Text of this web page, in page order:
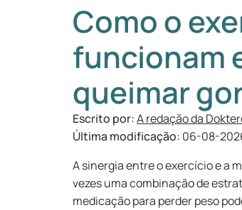
Como o
funcionam
queimar
Escrito por:A redação da
Última modificação: 06-08-
A sinergia entre o exercício e a
vezes uma combinação de
medicação para perder peso